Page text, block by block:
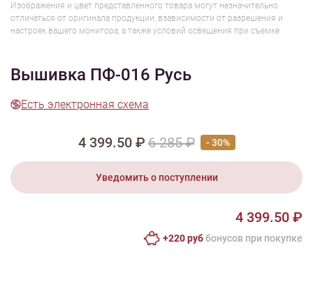
Изображения и цвет представленного товара могут незначительно
отличаться от оригинала продукции, взависимости от разрешения и
настроек вашего монитора, а также условий освещения при съемке
Вышивка ПФ-016 Русь
Есть электронная схема
4 399.50 ₽6 285 ₽ - 30%
Уведомить о поступлении
4 399.50 ₽
+220 руббонусов при покупке